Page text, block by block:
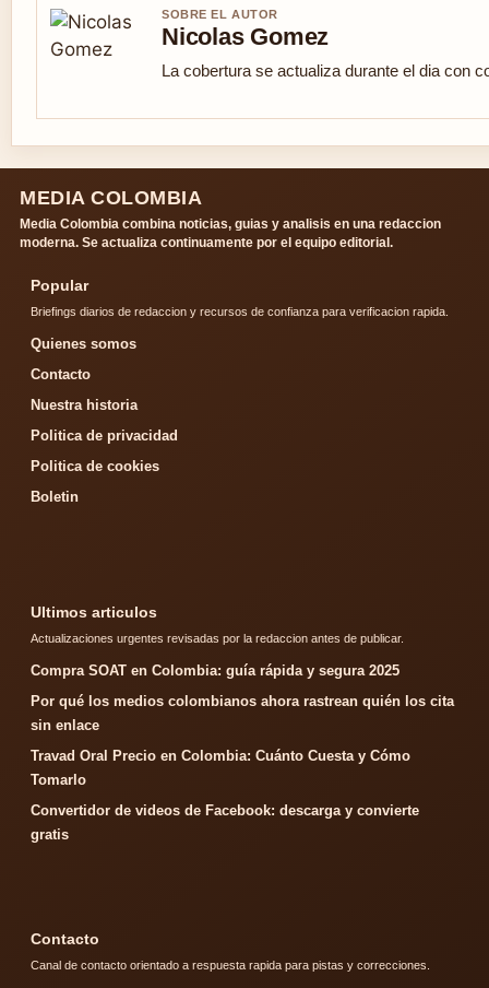
SOBRE EL AUTOR
Nicolas Gomez
La cobertura se actualiza durante el dia con
MEDIA COLOMBIA
Media Colombia combina noticias, guias y analisis en una redaccion
moderna. Se actualiza continuamente por el equipo editorial.
Popular
Briefings diarios de redaccion y recursos de confianza para verificacion rapida.
Quienes somos
Contacto
Nuestra historia
Politica de privacidad
Politica de cookies
Boletin
Ultimos articulos
Actualizaciones urgentes revisadas por la redaccion antes de publicar.
Compra SOAT en Colombia: guía rápida y segura 2025
Por qué los medios colombianos ahora rastrean quién los cita
sin enlace
Travad Oral Precio en Colombia: Cuánto Cuesta y Cómo
Tomarlo
Convertidor de videos de Facebook: descarga y convierte
gratis
Contacto
Canal de contacto orientado a respuesta rapida para pistas y correcciones.